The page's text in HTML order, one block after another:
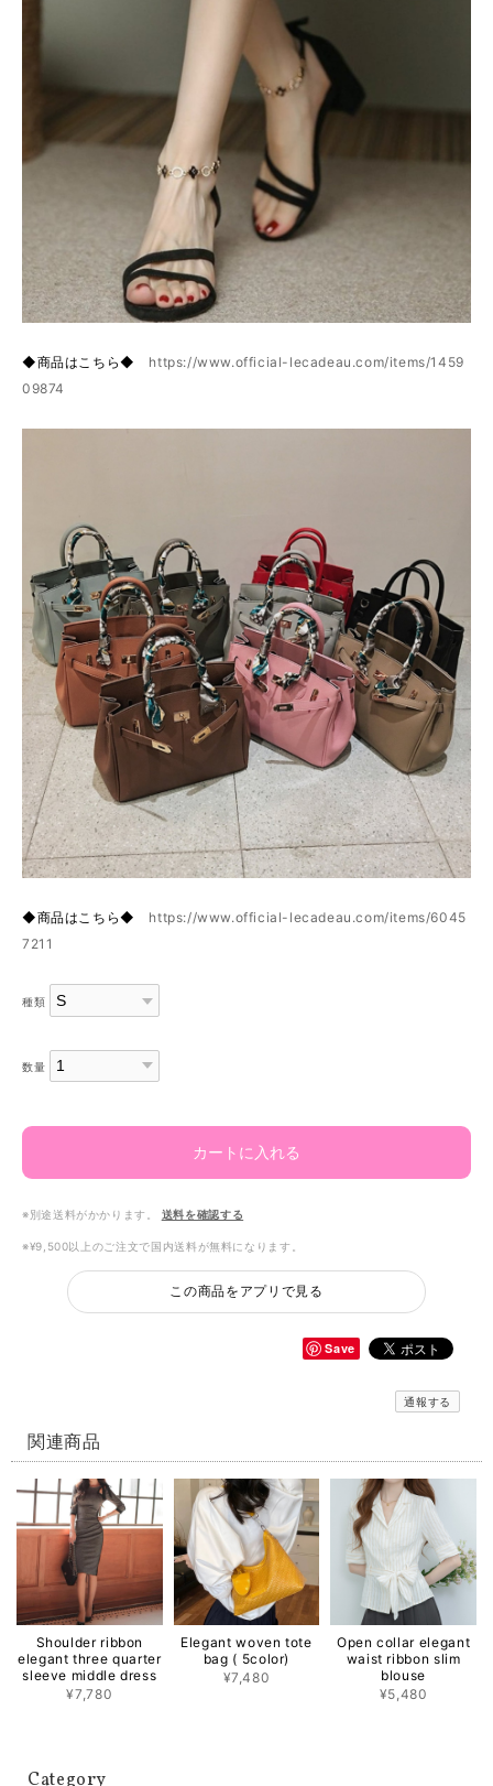
◆商品はこちら◆ https://www.official-lecadeau.com/items/1459
09874
◆商品はこちら◆ https://www.official-lecadeau.com/items/6045
7211
種類
数量
カートに入れる
※別途送料がかかります。 送料を確認する
※¥9,500以上のご注文で国内送料が無料になります。
この商品をアプリで見る
Save
通報する
関連商品
Shoulder ribbon
elegant three quarter
sleeve middle dress
¥7,780
Elegant woven tote
bag ( 5color)
¥7,480
Open collar elegant
waist ribbon slim
blouse
¥5,480
Category